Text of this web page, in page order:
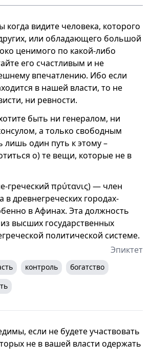
когда видите человека, которого
или обладающего большой
ценимого по какой-либо
его счастливым и не
впечатлению. Ибо если
в нашей власти, то не
ни ревности.
быть ни генералом, ни
а только свободным
лишь один путь к этому –
о) те вещи, которые не в
греческий πρύτανις) — член
в древнегреческих городах-
в Афинах. Эта должность
высших государственных
политической системе.
Эпиктет
контроль
богатство
если не будете участвовать
не в вашей власти одержать